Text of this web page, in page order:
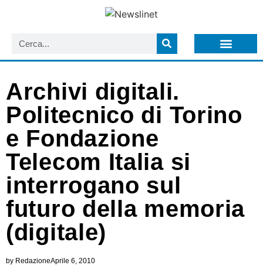
Archivi digitali.
Politecnico di Torino
e Fondazione
Telecom Italia si
interrogano sul
futuro della memoria
(digitale)
by RedazioneAprile 6, 2010